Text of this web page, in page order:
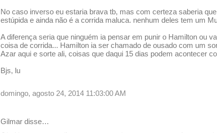
No caso inverso eu estaria brava tb, mas com certeza saberia
estúpida e ainda não é a corrida maluca. nenhum deles tem um
A diferença seria que ninguém ia pensar em punir o Hamilton ou
coisa de corrida... Hamilton ia ser chamado de ousado com um
Azar aqui e sorte ali, coisas que daqui 15 dias podem acontecer
Bjs, lu
domingo, agosto 24, 2014 11:03:00 AM
Gilmar disse…